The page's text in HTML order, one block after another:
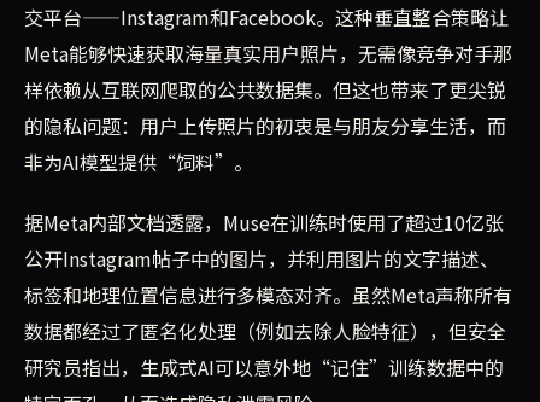
交平台——Instagram和Facebook。这种垂直整合策略让
Meta能够快速获取海量真实用户照片，无需像竞争对手那
样依赖从互联网爬取的公共数据集。但这也带来了更尖锐
的隐私问题：用户上传照片的初衷是与朋友分享生活，而
非为AI模型提供“饲料”。
据Meta内部文档透露，Muse在训练时使用了超过10亿张
公开Instagram帖子中的图片，并利用图片的文字描述、
标签和地理位置信息进行多模态对齐。虽然Meta声称所有
数据都经过了匿名化处理（例如去除人脸特征），但安全
研究员指出，生成式AI可以意外地“记住”训练数据中的